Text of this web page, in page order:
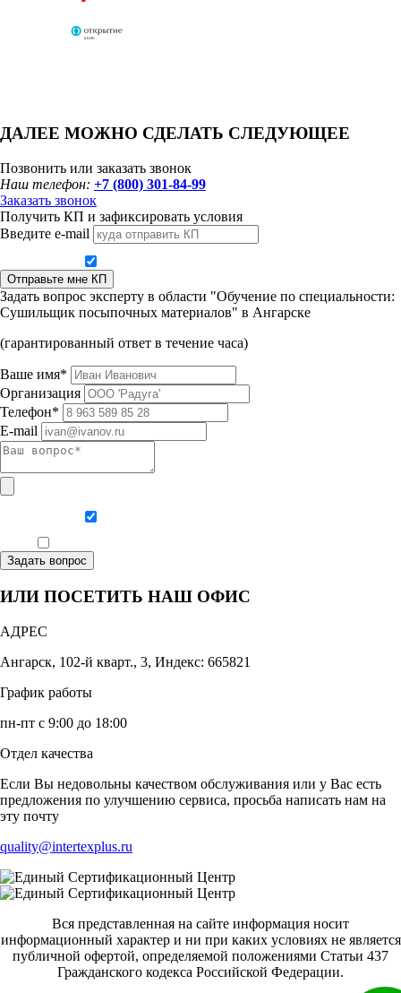
ДАЛЕЕ МОЖНО СДЕЛАТЬ СЛЕДУЮЩЕЕ
Позвонить или заказать звонок
Наш телефон: +7 (800) 301-84-99
Заказать звонок
Получить КП и зафиксировать условия
Введите e-mail
Отправьте мне КП
Задать вопрос эксперту в области "Обучение по специальности:
Сушильщик посыпочных материалов" в Ангарске
(гарантированный ответ в течение часа)
Ваше имя*
Организация
Телефон*
E-mail
Задать вопрос
ИЛИ ПОСЕТИТЬ НАШ ОФИС
АДРЕС
Ангарск, 102-й кварт., 3, Индекс: 665821
График работы
пн-пт с 9:00 до 18:00
Отдел качества
Если Вы недовольны качеством обслуживания или у Вас есть
предложения по улучшению сервиса, просьба написать нам на
эту почту
quality@intertexplus.ru
Вся представленная на сайте информация носит
информационный характер и ни при каких условиях не является
публичной офертой, определяемой положениями Статьи 437
Гражданского кодекса Российской Федерации.